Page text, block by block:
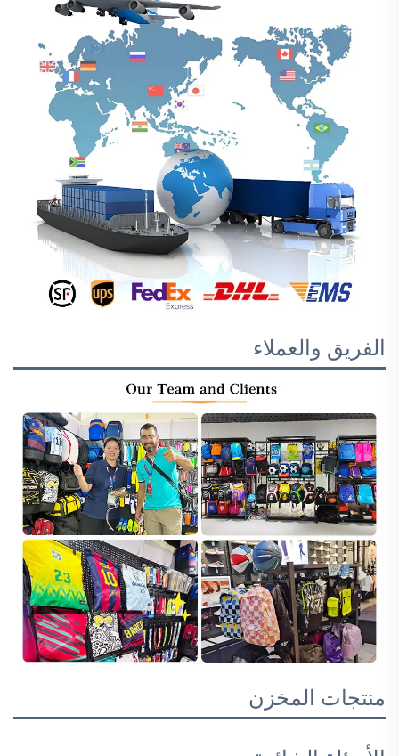
الفريق والعملاء
منتجات المخزن